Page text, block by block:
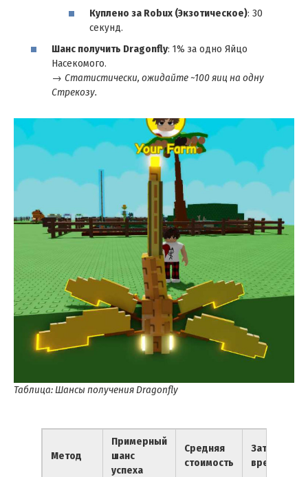
Куплено за Robux (Экзотическое): 30
секунд.
Шанс получить Dragonfly: 1% за одно Яйцо
Насекомого.
→ Статистически, ожидайте ~100 яиц на одну
Стрекозу.
Таблица: Шансы получения Dragonfly
Метод
Примерный
шанс
успеха
Средняя
стоимость
Затраты
времени